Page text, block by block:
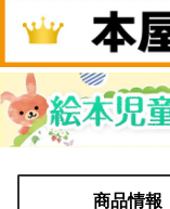
商品情報